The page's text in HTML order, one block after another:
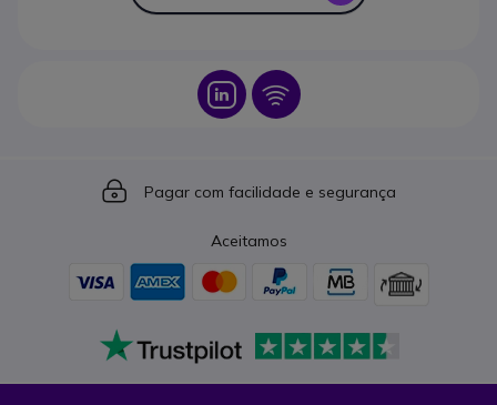
Icon Icon
Icon
Pagar com facilidade e segurança
Aceitamos